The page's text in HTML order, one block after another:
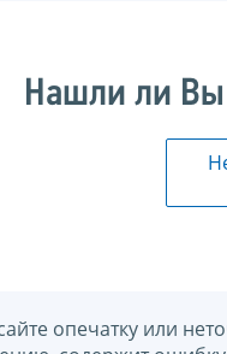
Нашли ли
опечатку или